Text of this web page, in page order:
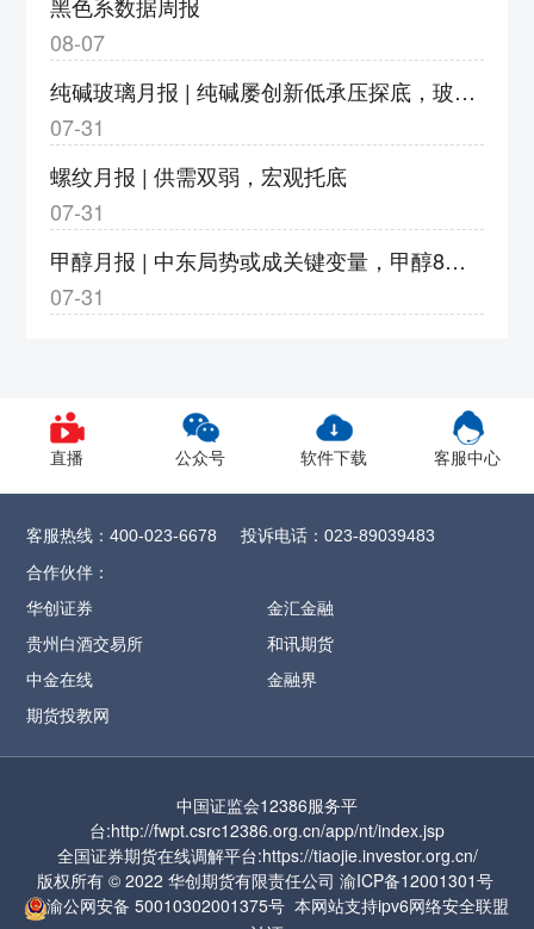
幅度调整为8%
5、eb2609合约保证金调整为20%，涨跌停板
幅度调整为11%
6、eg2609合约保证金调整为20%，涨跌停板
幅度调整为11%
7、pg2609合约保证金调整为23%，涨跌停板
整为18%，涨跌停板幅度调整为9%
8、pp2609合约保证金调整为18%，涨跌停板
1、CY2609合约保证金调整为12%，SR
合约保证金调整为13%，
CF/OI/RM/SF/SM2609合约保证金调整为
14%，SH/UR2609合约保证金调整为15%，
FG
保证金调整为17%，
ZC2609合约保证金调整
为57%
2、MA2609合约保证金调整为17%，涨跌停
板幅度调整为9%
4、PL2609合约保证金调整为17%，涨跌停板
幅度调整为9%
5、PR2609合约保证金调整为17%，涨跌停
板幅度调整为9%
黑色系数据周报
08-07
纯碱玻璃月报 | 纯碱屡创新低承压探底，玻璃亏损加剧静待转机
07-31
螺纹月报 | 供需双弱，宏观托底
07-31
甲醇月报 | 中东局势或成关键变量，甲醇8月或以宽幅震荡运行
07-31
直播 公众号 软件下载 客服中心
客服热线：400-023-6678 投诉电话：023-89039483
合作伙伴：
华创证券
金汇金融
贵州白酒交易所
和讯期货
中金在线
金融界
期货投教网
中国证监会12386服务平
台:http://fwpt.csrc12386.org.cn/app/nt/index.jsp
全国证券期货在线调解平台:https://tiaojie.investor.org.cn/
版权所有 © 2022 华创期货有限责任公司 渝ICP备12001301号
渝公网安备 50010302001375号 本网站支持ipv6网络安全联盟